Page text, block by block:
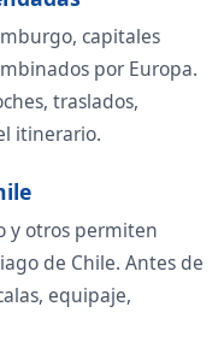
capitales
por Europa.
traslados,
itinerario.
y otros permiten
de Chile. Antes de
equipaje,